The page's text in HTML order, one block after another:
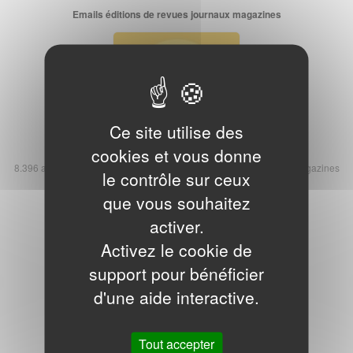
Emails éditions de revues journaux magazines
8.396 adresses emails des éditeurs de presse, journaux, revues, magazines
et romans
110,00 € HT
Adresses emails sociétés Internet
Ce site utilise des
cookies et vous donne
le contrôle sur ceux
que vous souhaitez
activer.
Activez le cookie de
support pour bénéficier
d'une aide interactive.
Tout accepter